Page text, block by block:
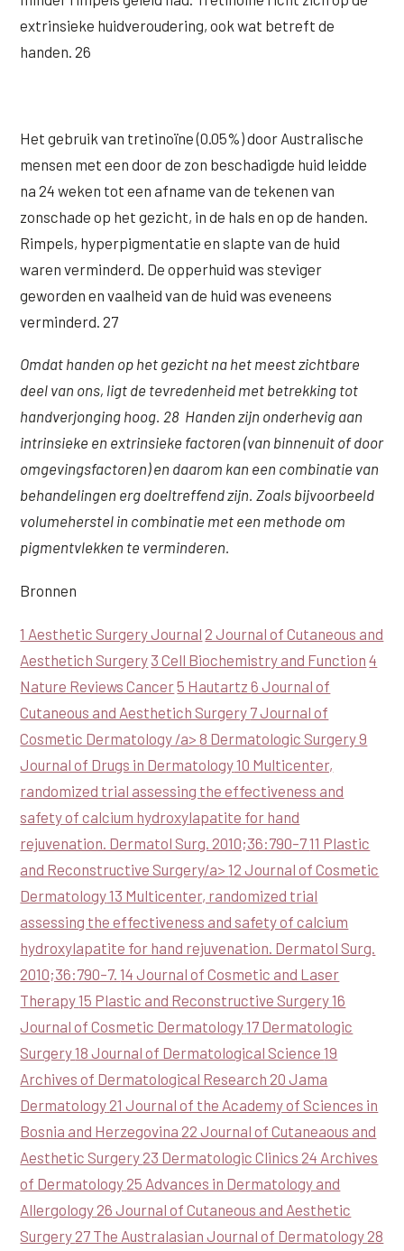
extrinsieke huidveroudering, ook wat betreft de
handen. 26
Het gebruik van tretinoïne (0.05%) door Australische
mensen met een door de zon beschadigde huid leidde
na 24 weken tot een afname van de tekenen van
zonschade op het gezicht, in de hals en op de handen.
Rimpels, hyperpigmentatie en slapte van de huid
waren verminderd. De opperhuid was steviger
geworden en vaalheid van de huid was eveneens
verminderd. 27
Omdat handen op het gezicht na het meest zichtbare
deel van ons, ligt de tevredenheid met betrekking tot
handverjonging hoog. 28 Handen zijn onderhevig aan
intrinsieke en extrinsieke factoren (van binnenuit of door
omgevingsfactoren) en daarom kan een combinatie van
behandelingen erg doeltreffend zijn. Zoals bijvoorbeeld
volumeherstel in combinatie met een methode om
pigmentvlekken te verminderen.
Bronnen
1 Aesthetic Surgery Journal 2 Journal of Cutaneous and
Aesthetich Surgery 3 Cell Biochemistry and Function 4
Nature Reviews Cancer5 Hautartz6 Journal of
Cutaneous and Aesthetich Surgery 7 Journal of
Cosmetic Dermatology /a>8 Dermatologic Surgery9
Journal of Drugs in Dermatology10 Multicenter,
randomized trial assessing the effectiveness and
safety of calcium hydroxylapatite for hand
rejuvenation. Dermatol Surg. 2010;36:790–711 Plastic
and Reconstructive Surgery/a>12 Journal of Cosmetic
Dermatology13 Multicenter, randomized trial
assessing the effectiveness and safety of calcium
hydroxylapatite for hand rejuvenation. Dermatol Surg.
2010;36:790–7.14 Journal of Cosmetic and Laser
Therapy15 Plastic and Reconstructive Surgery16
Journal of Cosmetic Dermatology17 Dermatologic
Surgery18 Journal of Dermatological Science19
Archives of Dermatological Research 20 Jama
Dermatology 21 Journal of the Academy of Sciences in
Bosnia and Herzegovina 22 Journal of Cutaneaous and
Aesthetic Surgery 23 Dermatologic Clinics 24 Archives
of Dermatology 25 Advances in Dermatology and
Allergology 26 Journal of Cutaneous and Aesthetic
Surgery 27 The Australasian Journal of Dermatology 28